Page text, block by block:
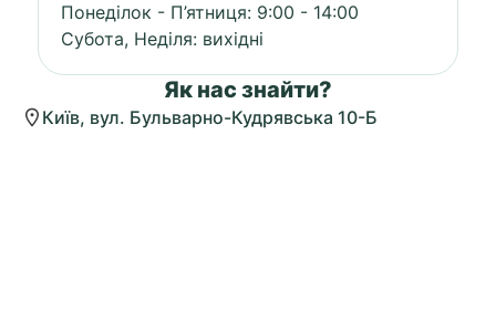
Понеділок - П’ятниця: 9:00 - 14:00
Субота, Неділя: вихідні
Як нас знайти?
Київ, вул. Бульварно-Кудрявська 10-Б